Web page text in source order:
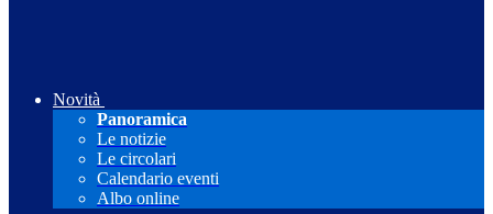
Novità
Panoramica
Le notizie
Le circolari
Calendario eventi
Albo online